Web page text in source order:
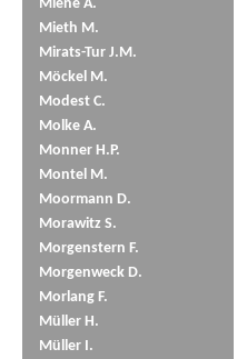
Miene A.
Mieth M.
Mirats-Tur J.M.
Möckel M.
Modest C.
Molke A.
Monner H.P.
Montel M.
Moormann D.
Morawitz S.
Morgenstern F.
Morgenweck D.
Morlang F.
Müller H.
Müller I.